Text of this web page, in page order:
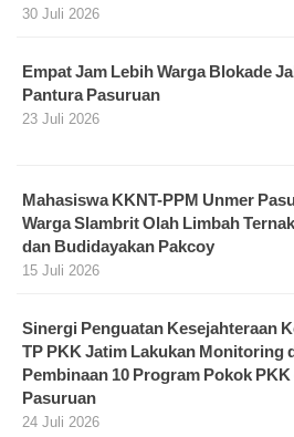
30 Juli 2026
Empat Jam Lebih Warga Blokade
Pantura Pasuruan
23 Juli 2026
Mahasiswa KKNT-PPM Unmer
Warga Slambrit Olah Limbah Ternak
dan Budidayakan Pakcoy
15 Juli 2026
Sinergi Penguatan Kesejahteraan
TP PKK Jatim Lakukan Monitoring
Pembinaan 10 Program Pokok
Pasuruan
24 Juli 2026